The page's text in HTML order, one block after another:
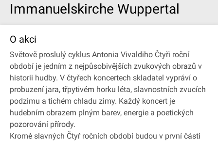
Immanuelskirche Wuppertal
O akci
Světově proslulý cyklus Antonia Vivaldiho Čtyři roční
období je jedním z nejpůsobivějších zvukových obrazů v
historii hudby. V čtyřech koncertech skladatel vypráví o
probuzení jara, třpytivém horku léta, slavnostních zvucích
podzimu a tichém chladu zimy. Každý koncert je
hudebním obrazem plným barev, energie a poetických
pozorování přírody.
Kromě slavných Čtyř ročních období budou v první části